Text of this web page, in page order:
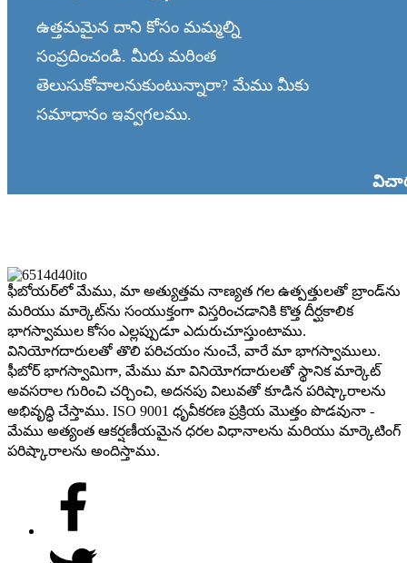
ఉత్తమమైన దాని కోసం మమ్మల్ని
సంప్రదించండి. మీరు మరింత
తెలుసుకోవాలనుకుంటున్నారా? మేము మీకు
సమాధానం ఇవ్వగలము.
ఫీబోయర్‌లో మేము, మా అత్యుత్తమ నాణ్యత గల ఉత్పత్తులతో బ్రాండ్‌ను
మరియు మార్కెట్‌ను సంయుక్తంగా విస్తరించడానికి కొత్త దీర్ఘకాలిక
భాగస్వాముల కోసం ఎల్లప్పుడూ ఎదురుచూస్తుంటాము.
వినియోగదారులతో తొలి పరిచయం నుంచే, వారే మా భాగస్వాములు.
ఫీబోర్ భాగస్వామిగా, మేము మా వినియోగదారులతో స్థానిక మార్కెట్
అవసరాల గురించి చర్చించి, అదనపు విలువతో కూడిన పరిష్కారాలను
అభివృద్ధి చేస్తాము. ISO 9001 ధృవీకరణ ప్రక్రియ మొత్తం పొడవునా -
మేము అత్యంత ఆకర్షణీయమైన ధరల విధానాలను మరియు మార్కెటింగ్
పరిష్కారాలను అందిస్తాము.